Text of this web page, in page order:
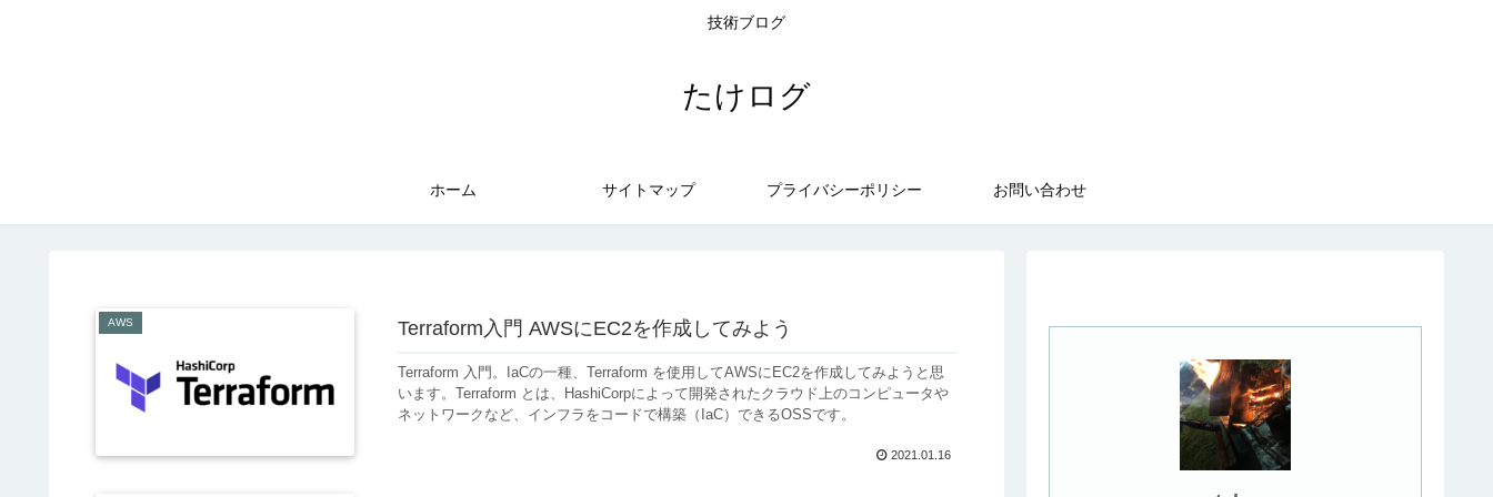
技術ブログ
たけログ
ホーム サイトマップ プライバシーポリシー お問い合わせ
AWS Terraform入門 AWSにEC2を作成してみよう
Terraform 入門。IaCの一種、Terraform を使用してAWSにEC2を作成してみようと思
います。Terraform とは、HashiCorpによって開発されたクラウド上のコンピュータや
ネットワークなど、インフラをコードで構築（IaC）できるOSSです。
2021.01.16